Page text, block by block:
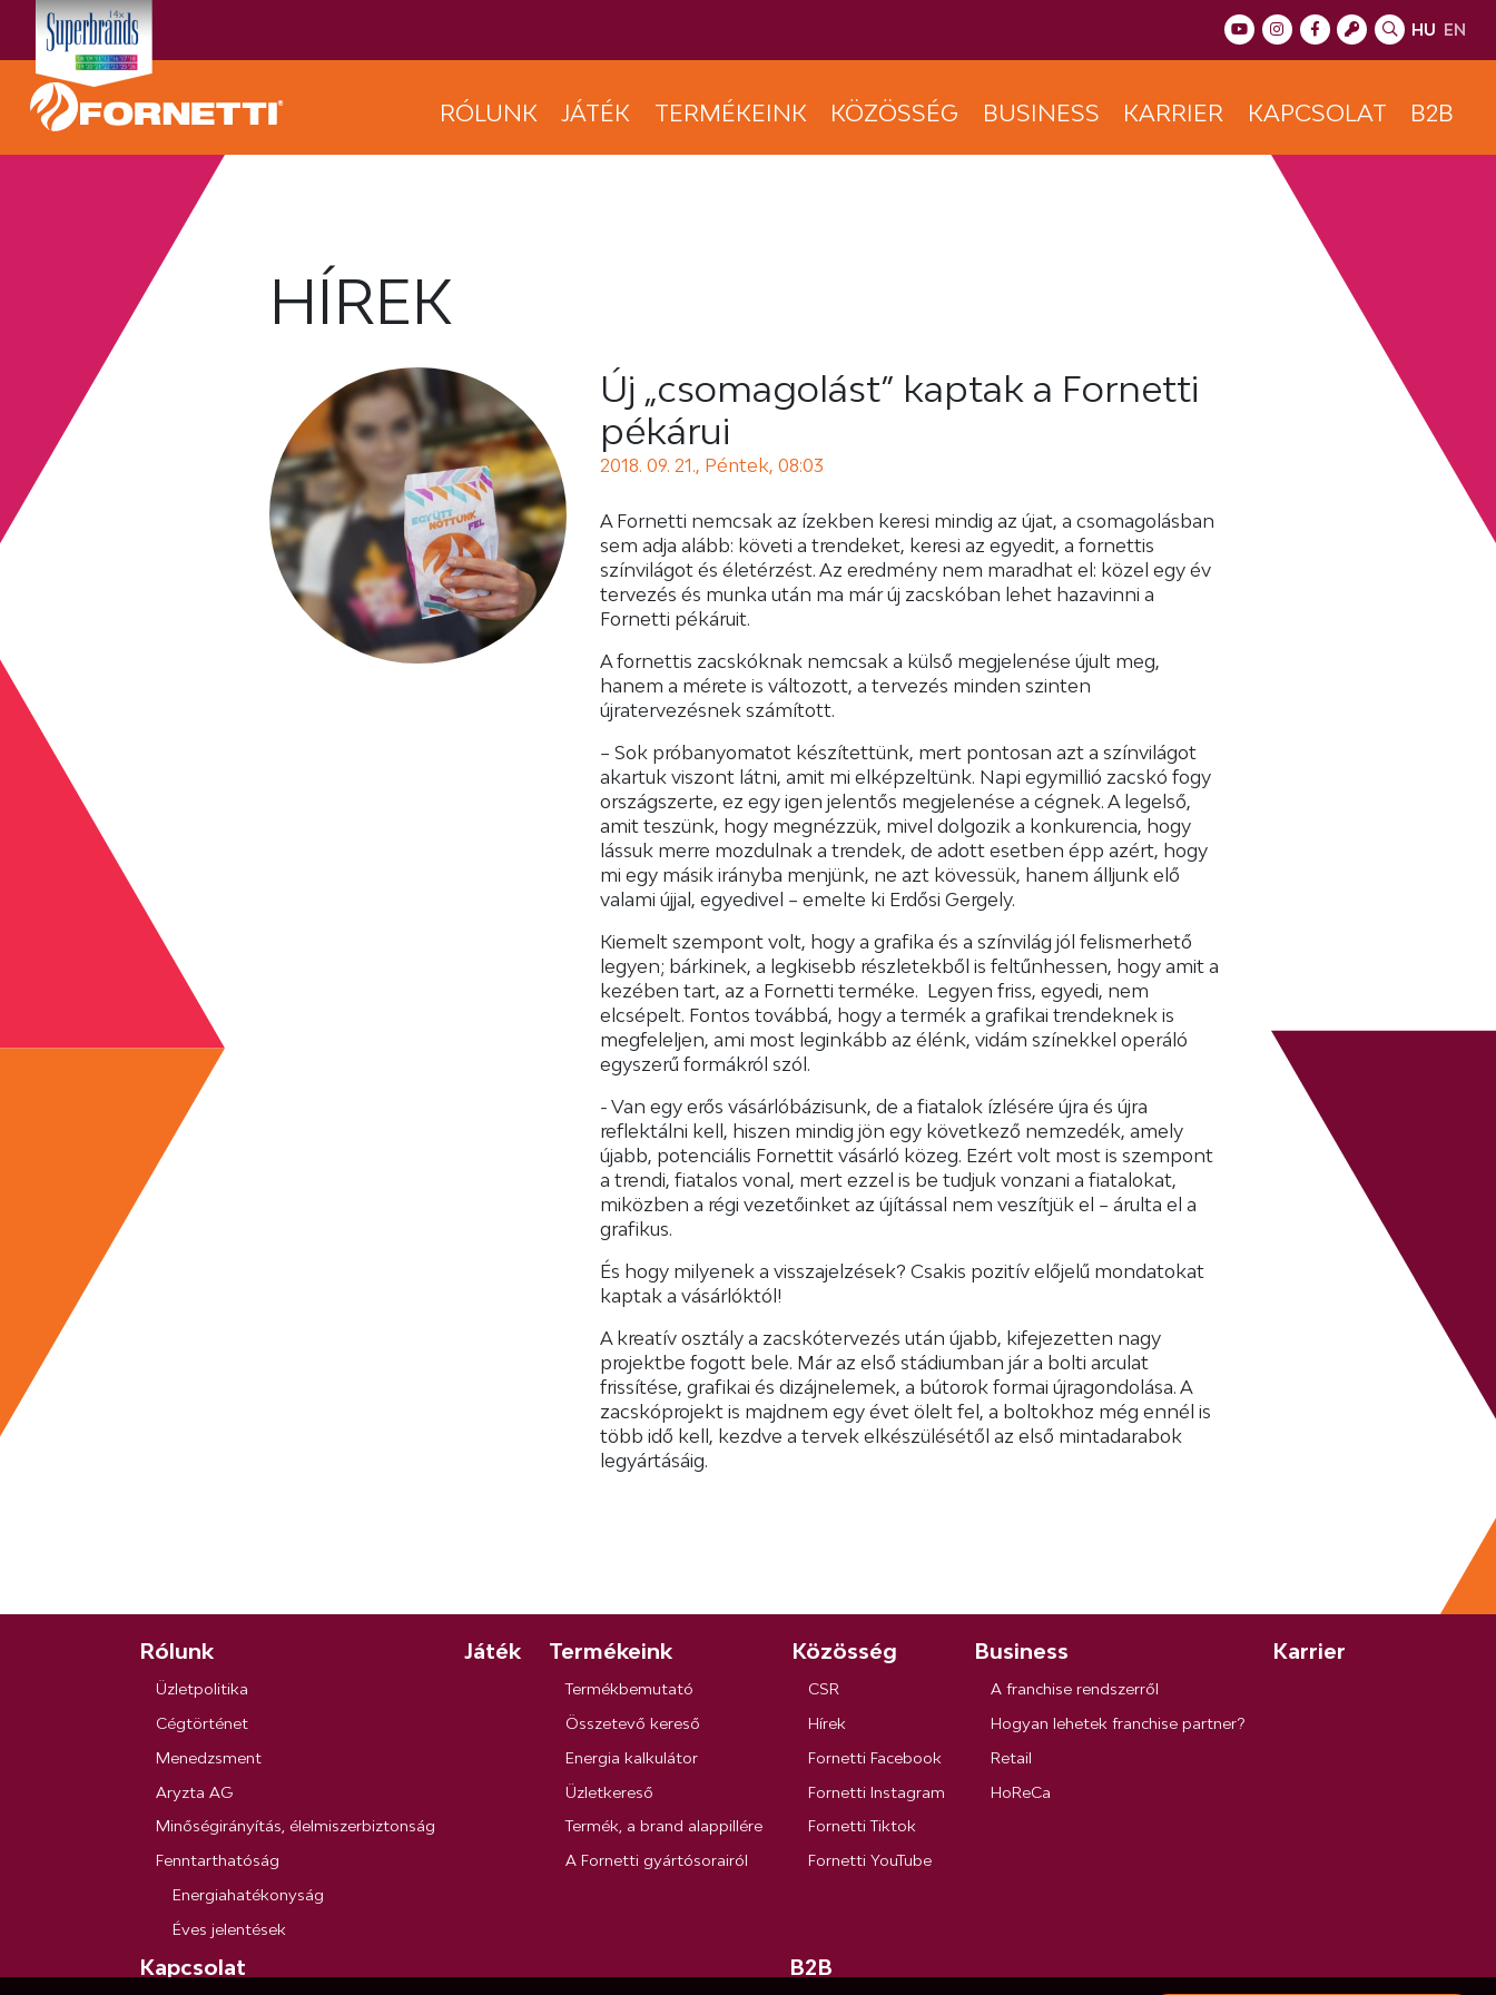
HU EN
RÓLUNK JÁTÉK TERMÉKEINK KÖZÖSSÉG BUSINESS KARRIER KAPCSOLAT B2B
HÍREK
Új „csomagolást” kaptak a Fornetti
pékárui
2018. 09. 21., Péntek, 08:03
A Fornetti nemcsak az ízekben keresi mindig az újat, a csomagolásban
sem adja alább: követi a trendeket, keresi az egyedit, a fornettis
színvilágot és életérzést. Az eredmény nem maradhat el: közel egy év
tervezés és munka után ma már új zacskóban lehet hazavinni a
Fornetti pékáruit.
A fornettis zacskóknak nemcsak a külső megjelenése újult meg,
hanem a mérete is változott, a tervezés minden szinten
újratervezésnek számított.
– Sok próbanyomatot készítettünk, mert pontosan azt a színvilágot
akartuk viszont látni, amit mi elképzeltünk. Napi egymillió zacskó fogy
országszerte, ez egy igen jelentős megjelenése a cégnek. A legelső,
amit teszünk, hogy megnézzük, mivel dolgozik a konkurencia, hogy
lássuk merre mozdulnak a trendek, de adott esetben épp azért, hogy
mi egy másik irányba menjünk, ne azt kövessük, hanem álljunk elő
valami újjal, egyedivel – emelte ki Erdősi Gergely.
Kiemelt szempont volt, hogy a grafika és a színvilág jól felismerhető
legyen; bárkinek, a legkisebb részletekből is feltűnhessen, hogy amit a
kezében tart, az a Fornetti terméke. Legyen friss, egyedi, nem
elcsépelt. Fontos továbbá, hogy a termék a grafikai trendeknek is
megfeleljen, ami most leginkább az élénk, vidám színekkel operáló
egyszerű formákról szól.
- Van egy erős vásárlóbázisunk, de a fiatalok ízlésére újra és újra
reflektálni kell, hiszen mindig jön egy következő nemzedék, amely
újabb, potenciális Fornettit vásárló közeg. Ezért volt most is szempont
a trendi, fiatalos vonal, mert ezzel is be tudjuk vonzani a fiatalokat,
miközben a régi vezetőinket az újítással nem veszítjük el – árulta el a
grafikus.
És hogy milyenek a visszajelzések? Csakis pozitív előjelű mondatokat
kaptak a vásárlóktól!
A kreatív osztály a zacskótervezés után újabb, kifejezetten nagy
projektbe fogott bele. Már az első stádiumban jár a bolti arculat
frissítése, grafikai és dizájnelemek, a bútorok formai újragondolása. A
zacskóprojekt is majdnem egy évet ölelt fel, a boltokhoz még ennél is
több idő kell, kezdve a tervek elkészülésétől az első mintadarabok
legyártásáig.
Rólunk
Üzletpolitika
Cégtörténet
Menedzsment
Aryzta AG
Minőségirányítás, élelmiszerbiztonság
Fenntarthatóság
Energiahatékonyság
Éves jelentések
Játék Termékeink
Termékbemutató
Összetevő kereső
Energia kalkulátor
Üzletkereső
Termék, a brand alappillére
A Fornetti gyártósorairól
Közösség
CSR
Hírek
Fornetti Facebook
Fornetti Instagram
Fornetti Tiktok
Fornetti YouTube
Business
A franchise rendszerről
Hogyan lehetek franchise partner?
Retail
HoReCa
Karrier
Kapcsolat B2B